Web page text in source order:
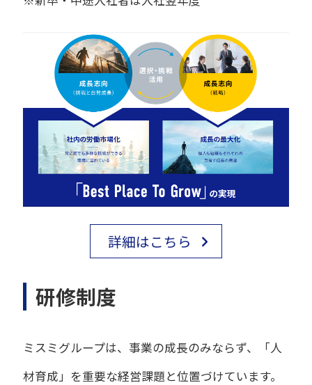
詳細はこちら
研修制度
ミスミグループは、事業の成長のみならず、「人
材育成」を重要な経営課題と位置づけています。